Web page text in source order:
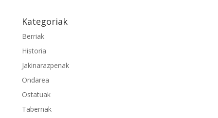
Kategoriak
Berriak
Historia
Jakinarazpenak
Ondarea
Ostatuak
Tabernak